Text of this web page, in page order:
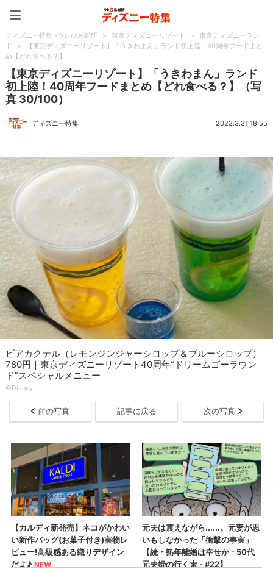
ディズニー特集 -ウレぴあ総研 > 東京ディズニーリゾート >
東京ディズニーラン
ド
>
【東京ディズニーリゾート】「うきわまん」ランド初上陸！40周年フードまと
め【どれ食べる？】
【東京ディズニーリゾート】「うきわまん」ランド
初上陸！40周年フードまとめ【どれ食べる？】（写
真 30/100）
ディズニー特集 2023.3.31 18:55
ビアカクテル（レモンジンジャーシロップ＆ブルーシロップ）
780円｜東京ディズニーリゾート40周年“ドリームゴーラウン
ド”スペシャルメニュー
©︎Disney
前の写真 記事に戻る 次の写真